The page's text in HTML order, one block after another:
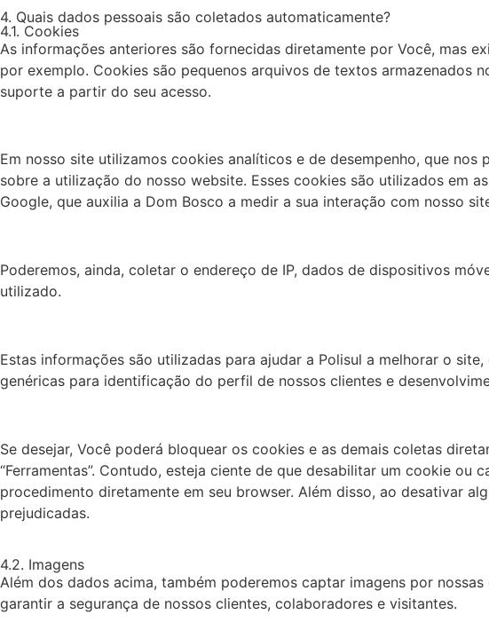
4. Quais dados pessoais são coletados automaticamente?
4.1. Cookies
As informações anteriores são fornecidas diretamente por Você, mas
por exemplo. Cookies são pequenos arquivos de textos armazenados
suporte a partir do seu acesso.
Em nosso site utilizamos cookies analíticos e de desempenho, que
sobre a utilização do nosso website. Esses cookies são utilizados em
Google, que auxilia a Dom Bosco a medir a sua interação com nosso
Poderemos, ainda, coletar o endereço de IP, dados de dispositivos
utilizado.
Estas informações são utilizadas para ajudar a Polisul a melhorar o
genéricas para identificação do perfil de nossos clientes e
Se desejar, Você poderá bloquear os cookies e as demais coletas
“Ferramentas”. Contudo, esteja ciente de que desabilitar um cookie
procedimento diretamente em seu browser. Além disso, ao desativar
prejudicadas.
4.2. Imagens
Além dos dados acima, também poderemos captar imagens por
garantir a segurança de nossos clientes, colaboradores e visitantes.